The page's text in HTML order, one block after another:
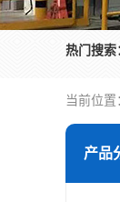
热门搜索
当前位置
产品